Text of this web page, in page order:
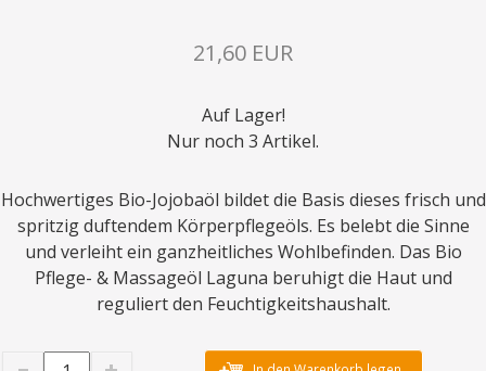
21,60 EUR
Auf Lager!
Nur noch 3 Artikel.
Hochwertiges Bio-Jojobaöl bildet die Basis dieses frisch und
spritzig duftendem Körperpflegeöls. Es belebt die Sinne
und verleiht ein ganzheitliches Wohlbefinden. Das Bio
Pflege- & Massageöl Laguna beruhigt die Haut und
reguliert den Feuchtigkeitshaushalt.